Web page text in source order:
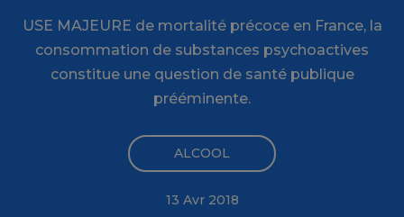
USE MAJEURE de mortalité précoce en France, la
consommation de substances psychoactives
constitue une question de santé publique
prééminente.
ALCOOL
13 Avr 2018